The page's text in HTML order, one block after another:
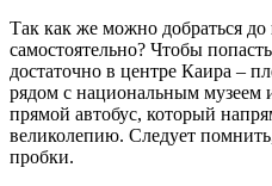
Так как же можно добраться
самостоятельно? Чтобы
достаточно в центре Каира –
рядом с национальным музеем
прямой автобус, который
великолепию. Следует
пробки.